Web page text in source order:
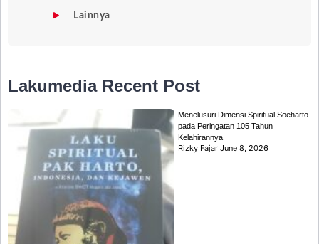
Lainnya
Lakumedia Recent Post
Menelusuri Dimensi Spiritual Soeharto
pada Peringatan 105 Tahun
Kelahirannya
Rizky FajarJune 8, 2026